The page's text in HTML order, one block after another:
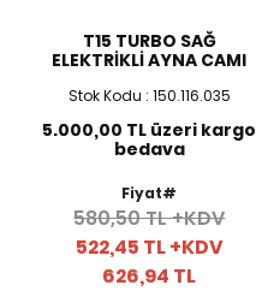
T15 TURBO SAĞ
ELEKTRİKLİ AYNA CAMI
Stok Kodu : 150.116.035
5.000,00 TL üzeri kargo
bedava
Fiyat#
580,50 TL +KDV
522,45 TL +KDV
626,94 TL